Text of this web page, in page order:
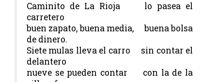
Caminito de La Rioja lo pasea el
carretero
buen zapato, buena media, buena bolsa
de dinero.
Siete mulas lleva el carro sin contar el
delantero
nueve se pueden contar con la de la